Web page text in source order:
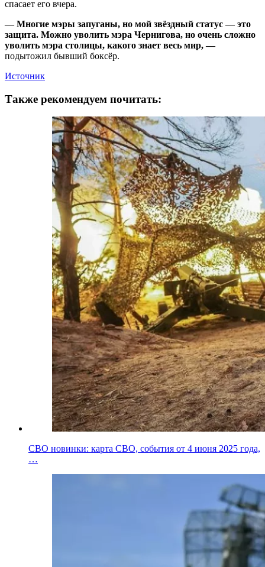
спасает его вчера.
— Многие мэры запуганы, но мой звёздный статус — это
защита. Можно уволить мэра Чернигова, но очень сложно
уволить мэра столицы, какого знает весь мир, —
подытожил бывший боксёр.
Источник
Также рекомендуем почитать:
СВО новинки: карта СВО, события от 4 июня 2025 года,
…